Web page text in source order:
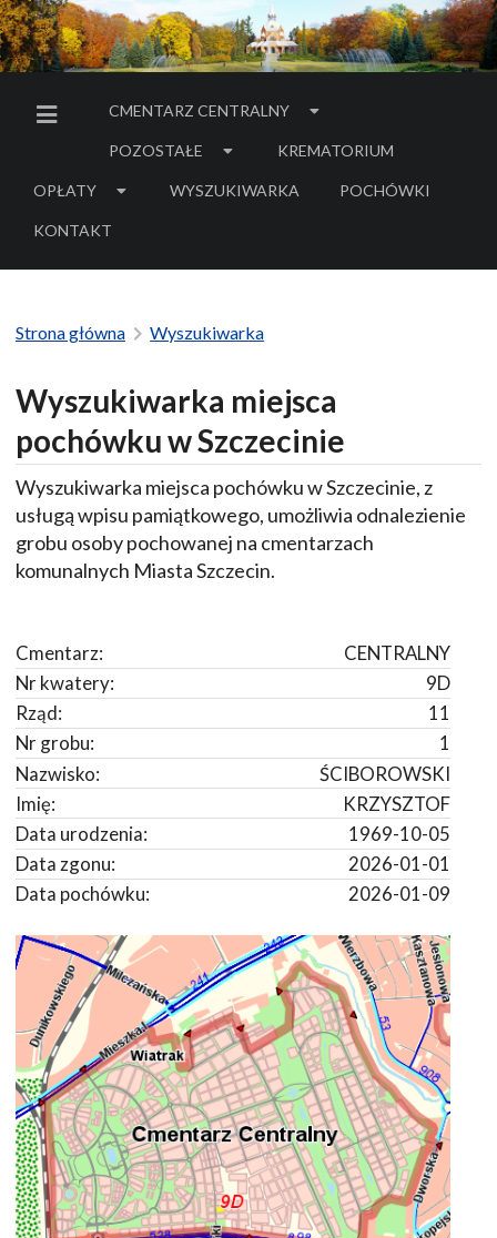
MENU BOCZNE
CMENTARZ CENTRALNY
POZOSTAŁE KREMATORIUM
OPŁATY WYSZUKIWARKA POCHÓWKI
- LINK DO SERWISU
KONTAKT
Strona główna Wyszukiwarka
Wyszukiwarka miejsca
pochówku w Szczecinie
Wyszukiwarka miejsca pochówku w Szczecinie, z
usługą wpisu pamiątkowego, umożliwia odnalezienie
grobu osoby pochowanej na cmentarzach
komunalnych Miasta Szczecin.
CENTRALNY
Cmentarz:
9D
Nr kwatery:
11
Rząd:
1
Nr grobu:
ŚCIBOROWSKI
Nazwisko:
KRZYSZTOF
Imię:
1969-10-05
Data urodzenia:
2026-01-01
Data zgonu:
2026-01-09
Data pochówku: